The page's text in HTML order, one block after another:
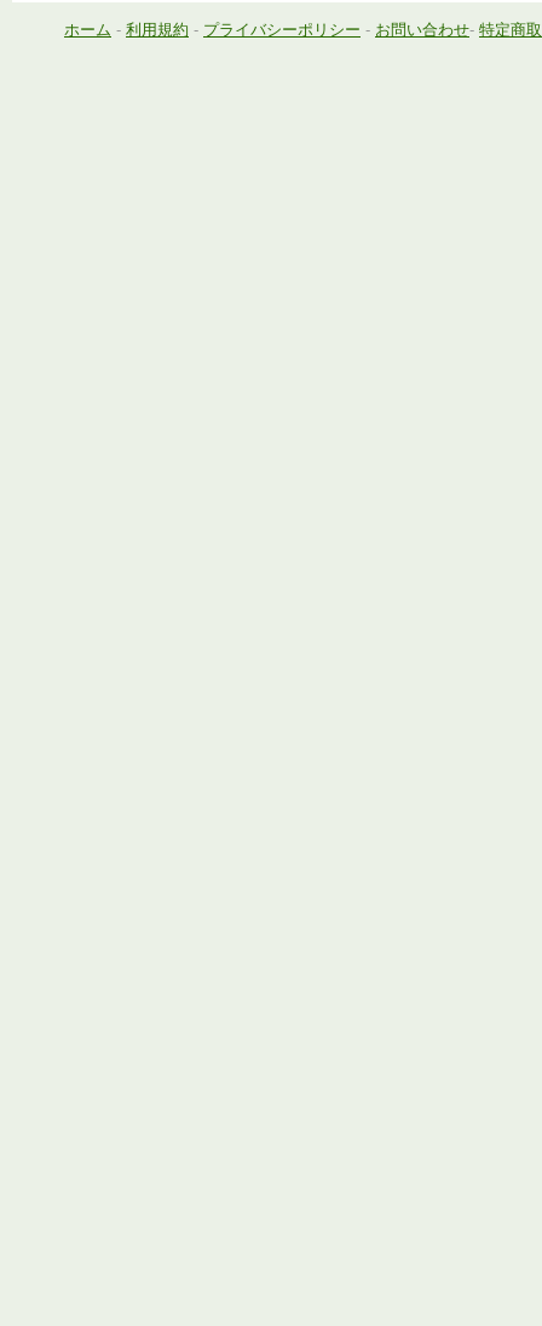
ホーム - 利用規約 - プライバシーポリシー - お問い合わせ- 特定商